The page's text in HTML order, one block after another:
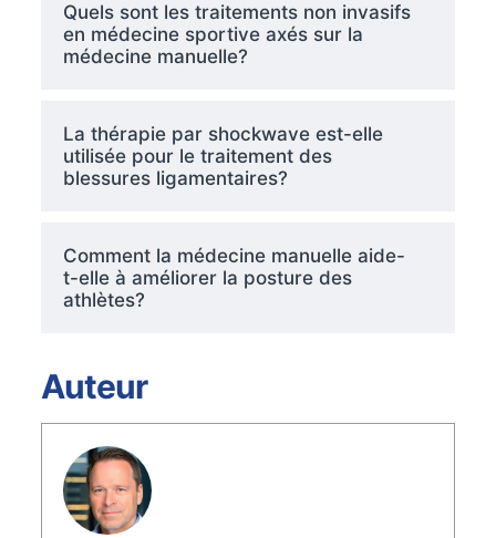
Quels sont les traitements non invasifs
en médecine sportive axés sur la
médecine manuelle?
La thérapie par shockwave est-elle
utilisée pour le traitement des
blessures ligamentaires?
Comment la médecine manuelle aide-
t-elle à améliorer la posture des
athlètes?
Auteur